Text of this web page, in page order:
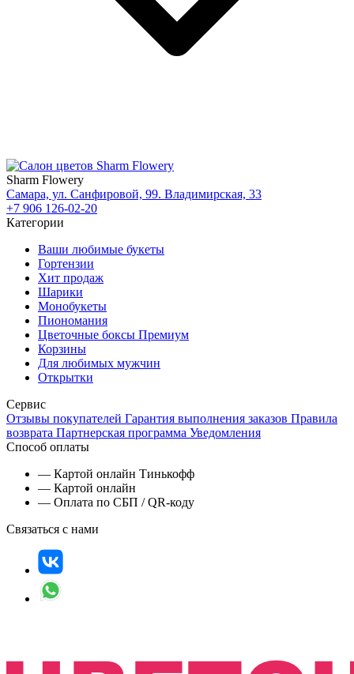
Sharm Flowery
Самара, ул. Санфировой, 99. Владимирская, 33
+7 906 126-02-20
Категории
Ваши любимые букеты
Гортензии
Хит продаж
Шарики
Монобукеты
Пиономания
Цветочные боксы Премиум
Корзины
Для любимых мужчин
Открытки
Сервис
Отзывы покупателей Гарантия выполнения заказов Правила
возврата Партнерская программа Уведомления
Способ оплаты
— Картой онлайн Тинькофф
— Картой онлайн
— Оплата по СБП / QR-коду
Связаться с нами